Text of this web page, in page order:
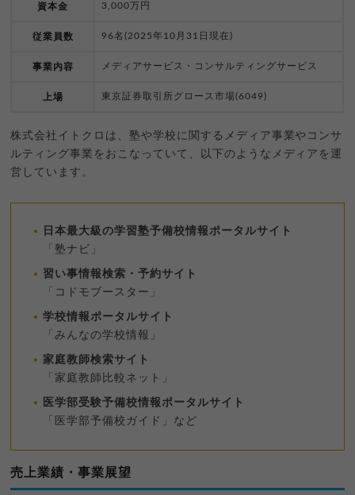
資本金 3,000万円
従業員数 96名(2025年10月31日現在)
事業内容 メディアサービス・コンサルティングサービス
上場 東京証券取引所グロース市場(6049)
株式会社イトクロは、塾や学校に関するメディア事業やコンサ
ルティング事業をおこなっていて、以下のようなメディアを運
営しています。
日本最大級の学習塾予備校情報ポータルサイト
「塾ナビ」
習い事情報検索・予約サイト
「コドモブースター」
学校情報ポータルサイト
「みんなの学校情報」
家庭教師検索サイト
「家庭教師比較ネット」
医学部受験予備校情報ポータルサイト
「医学部予備校ガイド」など
売上業績・事業展望